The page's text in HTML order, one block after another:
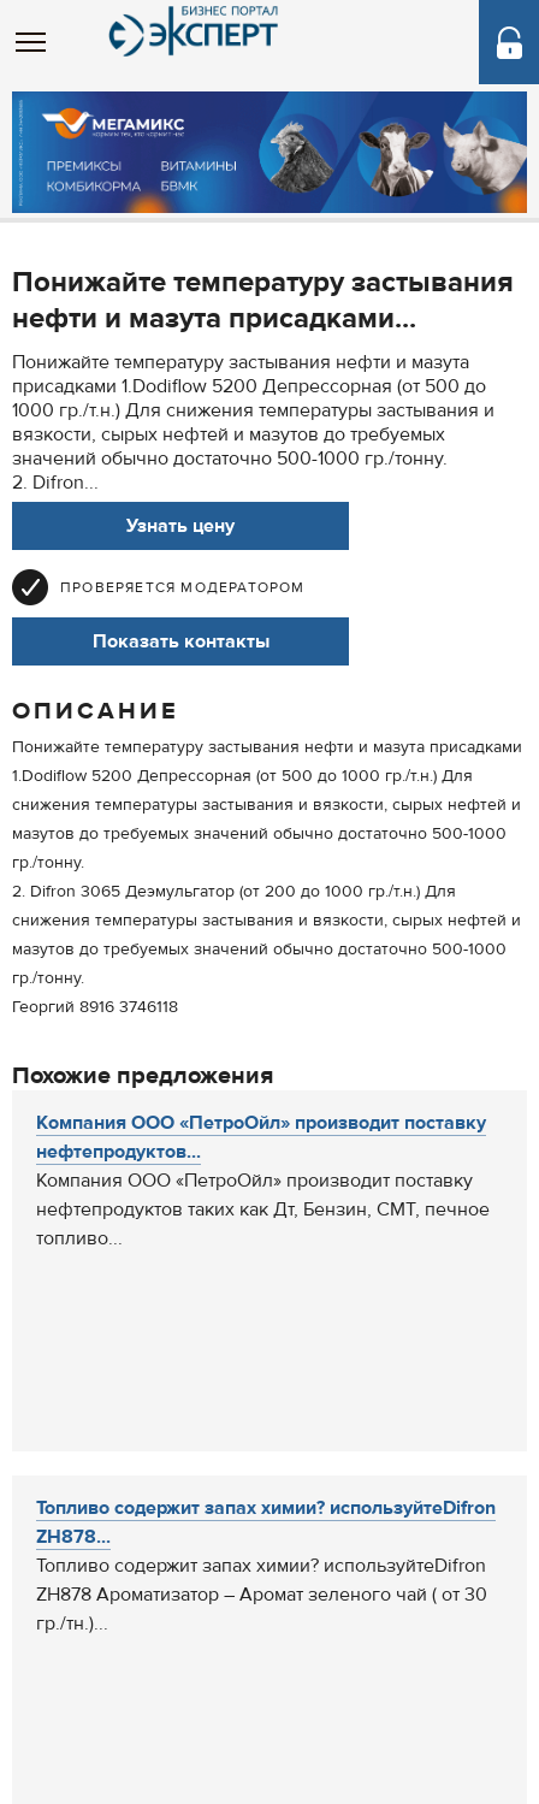
Понижайте температуру застывания
нефти и мазута присадками...
Понижайте температуру застывания нефти и мазута
присадками 1.Dodiflow 5200 Депрессорная (от 500 до
1000 гр./т.н.) Для снижения температуры застывания и
вязкости, сырых нефтей и мазутов до требуемых
значений обычно достаточно 500-1000 гр./тонну.
2. Difron...
Узнать цену
ПРОВЕРЯЕТСЯ МОДЕРАТОРОМ
Показать контакты
ОПИСАНИЕ
Понижайте температуру застывания нефти и мазута присадками
1.Dodiflow 5200 Депрессорная (от 500 до 1000 гр./т.н.) Для
снижения температуры застывания и вязкости, сырых нефтей и
мазутов до требуемых значений обычно достаточно 500-1000
гр./тонну.
2. Difron 3065 Деэмульгатор (от 200 до 1000 гр./т.н.) Для
снижения температуры застывания и вязкости, сырых нефтей и
мазутов до требуемых значений обычно достаточно 500-1000
гр./тонну.
Георгий 8916 3746118
Похожие предложения
Компания ООО «ПетроОйл» производит поставку
нефтепродуктов...
Компания ООО «ПетроОйл» производит поставку
нефтепродуктов таких как Дт, Бензин, СМТ, печное
топливо...
Топливо содержит запах химии? используйтеDifron
ZH878...
Топливо содержит запах химии? используйтеDifron
ZH878 Ароматизатор – Аромат зеленого чай ( от 30
гр./тн.)...